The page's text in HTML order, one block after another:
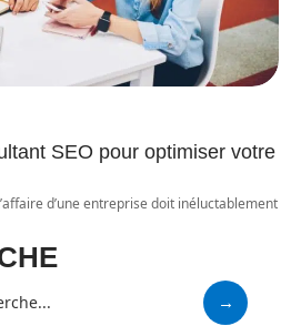
SEO pour optimiser votre
d’une entreprise doit inéluctablement